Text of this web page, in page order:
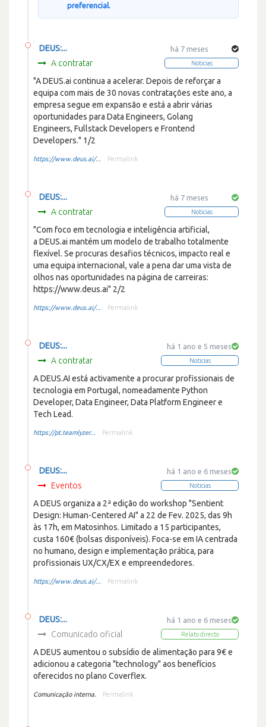
preferencial.
há 7 meses
Noticias
DEUS:...
A contratar
"A DEUS.ai continua a acelerar. Depois de reforçar a
equipa com mais de 30 novas contratações este ano, a
empresa segue em expansão e está a abrir várias
oportunidades para Data Engineers, Golang
Engineers, Fullstack Developers e Frontend
Developers." 1/2
https://www.deus.ai/... Permalink
há 7 meses
Noticias
DEUS:...
A contratar
"Com foco em tecnologia e inteligência artificial,
a DEUS.ai mantém um modelo de trabalho totalmente
flexível. Se procuras desafios técnicos, impacto real e
uma equipa internacional, vale a pena dar uma vista de
olhos nas oportunidades na página de carreiras:
https://www.deus.ai" 2/2
https://www.deus.ai/... Permalink
há 1 ano e 5 meses
Noticias
DEUS:...
A contratar
A DEUS.AI está activamente a procurar profissionais de
tecnologia em Portugal, nomeadamente Python
Developer, Data Engineer, Data Platform Engineer e
Tech Lead.
https://pt.teamlyzer... Permalink
há 1 ano e 6 meses
Noticias
DEUS:...
Eventos
A DEUS organiza a 2ª edição do workshop "Sentient
Design: Human-Centered AI" a 22 de Fev. 2025, das 9h
às 17h, em Matosinhos. Limitado a 15 participantes,
custa 160€ (bolsas disponíveis). Foca-se em IA centrada
no humano, design e implementação prática, para
profissionais UX/CX/EX e empreendedores.
https://www.deus.ai/... Permalink
há 1 ano e 6 meses
Relato directo
DEUS:...
Comunicado oficial
A DEUS aumentou o subsídio de alimentação para 9€ e
adicionou a categoria "technology" aos benefícios
oferecidos no plano Coverflex.
Comunicação interna. Permalink